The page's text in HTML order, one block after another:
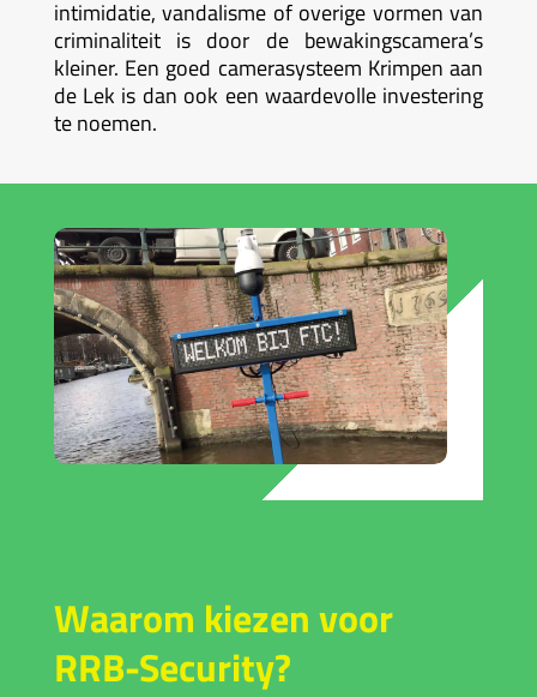
intimidatie, vandalisme of overige vormen van
criminaliteit is door de bewakingscamera’s
kleiner. Een goed camerasysteem Krimpen aan
de Lek is dan ook een waardevolle investering
te noemen.
Waarom kiezen voor
RRB-Security?